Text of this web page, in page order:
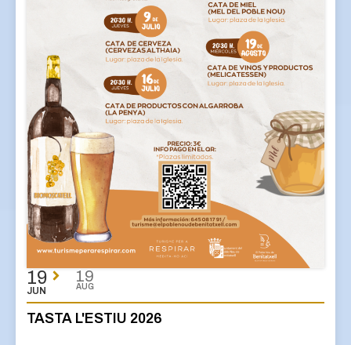
19
JUN
19
AUG
TASTA L'ESTIU 2026